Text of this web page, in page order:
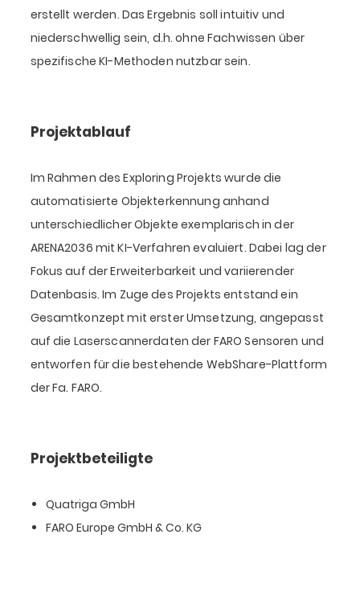
erstellt werden. Das Ergebnis soll intuitiv und
niederschwellig sein, d.h. ohne Fachwissen über
spezifische KI-Methoden nutzbar sein.
Projektablauf
Im Rahmen des Exploring Projekts wurde die
automatisierte Objekterkennung anhand
unterschiedlicher Objekte exemplarisch in der
ARENA2036 mit KI-Verfahren evaluiert. Dabei lag der
Fokus auf der Erweiterbarkeit und variierender
Datenbasis. Im Zuge des Projekts entstand ein
Gesamtkonzept mit erster Umsetzung, angepasst
auf die Laserscannerdaten der FARO Sensoren und
entworfen für die bestehende WebShare-Plattform
der Fa. FARO.
Projektbeteiligte
Quatriga GmbH
FARO Europe GmbH & Co. KG